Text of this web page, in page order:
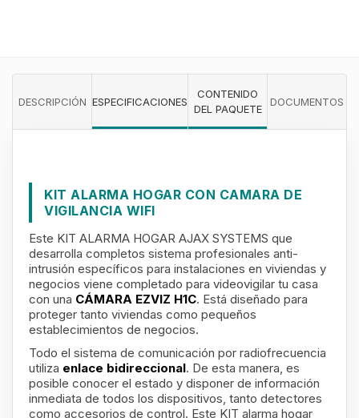
DESCRIPCIÓN ESPECIFICACIONES
CONTENIDO
DEL PAQUETE
DOCUMENTOS
KIT ALARMA HOGAR CON CAMARA DE
VIGILANCIA WIFI
Este KIT ALARMA HOGAR AJAX SYSTEMS que
desarrolla completos sistema profesionales anti-
intrusión específicos para instalaciones en viviendas y
negocios viene completado para videovigilar tu casa
con una CÁMARA EZVIZ H1C. Está diseñado para
proteger tanto viviendas como pequeños
establecimientos de negocios.
Todo el sistema de comunicación por radiofrecuencia
utiliza enlace bidireccional. De esta manera, es
posible conocer el estado y disponer de información
inmediata de todos los dispositivos, tanto detectores
como accesorios de control. Este KIT alarma hogar